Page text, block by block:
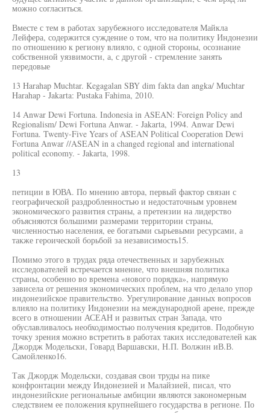
можно согласиться.
Вместе с тем в работах зарубежного исследователя Майкла
Лейфера, содержится суждение о том, что на политику Индонезии
по отношению к региону влияло, с одной стороны, осознание
собственной уязвимости, а, с другой - стремление занять
передовые
13 Harahap Muchtar. Kegagalan SBY dim fakta dan angka/ Muchtar
Harahap - Jakarta: Pustaka Fahima, 2010.
14 Anwar Dewi Fortuna. Indonesia in ASEAN: Foreign Policy and
Regionalism/ Dewi Fortuna Anwar. - Jakarta, 1994. Anwar Dewi
Fortuna. Twenty-Five Years of ASEAN Political Cooperation Dewi
Fortuna Anwar //ASEAN in a changed regional and international
political economy. - Jakarta, 1998.
13
петиции в ЮВА. По мнению автора, первый фактор связан с
географической раздробленностью и недостаточным уровнем
экономического развития страны, а претензии на лидерство
объясняются большими размерами территории страны,
численностью населения, ее богатыми сырьевыми ресурсами, а
также героической борьбой за независимость15.
Помимо этого в трудах ряда отечественных и зарубежных
исследователей встречается мнение, что внешняя политика
страны, особенно во времена «нового порядка», напрямую
зависела от решения экономических проблем, на что делало упор
индонезийское правительство. Урегулирование данных вопросов
влияло на политику Индонезии на международной арене, прежде
всего в отношении АСЕАН и развитых стран Запада, что
обуславливалось необходимостью получения кредитов. Подобную
точку зрения можно встретить в работах таких исследователей как
Джордж Модельски, Говард Варшавски, Н.П. Волжин иВ.В.
Самойленко16.
Так Джордж Модельски, создавая свои труды на пике
конфронтации между Индонезией и Малайзией, писал, что
индонезийские региональные амбиции являются закономерным
следствием ее положения крупнейшего государства в регионе. По